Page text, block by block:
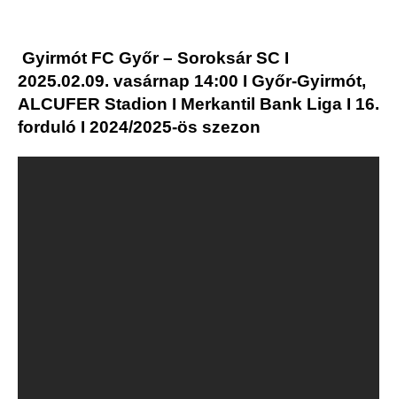
Gyirmót FC Győr – Soroksár SC I
2025.02.09. vasárnap 14:00 I Győr-Gyirmót,
ALCUFER Stadion I Merkantil Bank Liga I 16.
forduló I 2024/2025-ös szezon